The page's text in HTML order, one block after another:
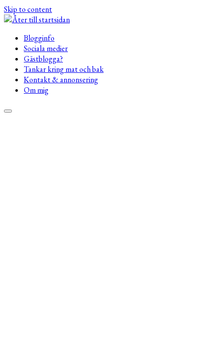
Skip to content
Blogginfo
Sociala medier
Gästblogga?
Tankar kring mat och bak
Kontakt & annonsering
Om mig